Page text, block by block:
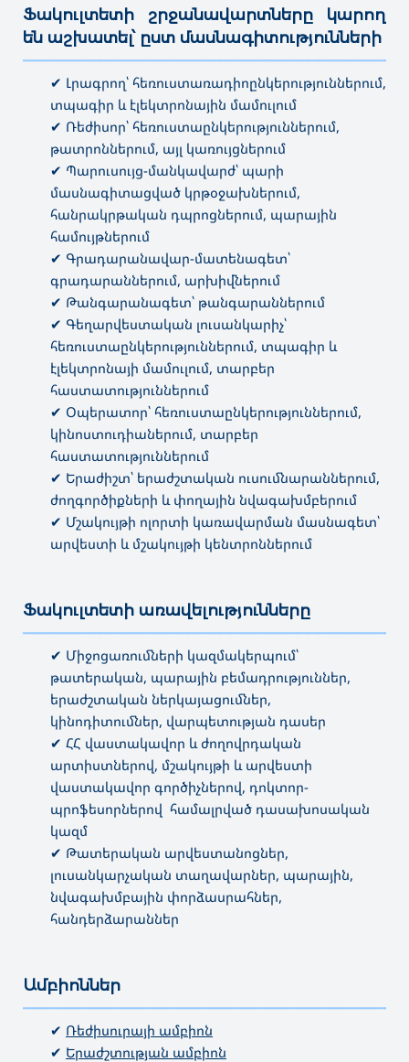
Ֆակուլտետի շրջանավարտները կարող
են աշխատել՝ ըստ մասնագիտությունների
✔ Լրագրող՝ հեռուստառադիոընկերություններում,
տպագիր և էլեկտրոնային մամուլում
✔ Ռեժիսոր՝ հեռուստաընկերություններում,
թատրոններում, այլ կառույցներում
✔ Պարուսույց-մանկավարժ՝ պարի
մասնագիտացված կրթօջախներում,
հանրակրթական դպրոցներում, պարային
համույթներում
✔ Գրադարանավար-մատենագետ՝
գրադարաններում, արխիվներում
✔ Թանգարանագետ՝ թանգարաններում
✔ Գեղարվեստական լուսանկարիչ՝
հեռուստաընկերություններում, տպագիր և
էլեկտրոնայի մամուլում, տարբեր
հաստատություններում
✔ Օպերատոր՝ հեռուստաընկերություններում,
կինոստուդիաներում, տարբեր
հաստատություններում
✔ Երաժիշտ՝ երաժշտական ուսումնարաններում,
ժողգործիքների և փողային նվագախմբերում
✔ Մշակույթի ոլորտի կառավարման մասնագետ՝
արվեստի և մշակույթի կենտրոններում
Ֆակուլտետի առավելությունները
✔ Միջոցառումների կազմակերպում՝
թատերական, պարային բեմադրություններ,
երաժշտական ներկայացումներ,
կինոդիտումներ, վարպետության դասեր
✔ ՀՀ վաստակավոր և ժողովրդական
արտիստներով, մշակույթի և արվեստի
վաստակավոր գործիչներով, դոկտոր-
պրոֆեսորներով համալրված դասախոսական
կազմ
✔ Թատերական արվեստանոցներ,
լուսանկարչական տաղավարներ, պարային,
նվագախմբային փորձասրահներ,
հանդերձարաններ
Ամբիոններ
✔ Ռեժիսուրայի ամբիոն
✔ Երաժշտության ամբիոն